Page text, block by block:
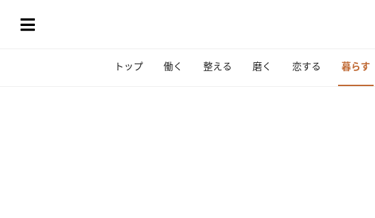
トップ 働く 整える 磨く 恋する 暮らす